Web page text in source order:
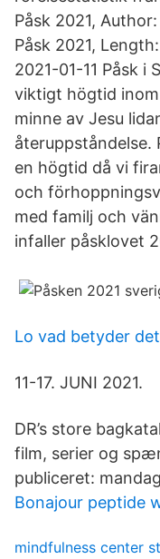
Påsk 2021,
Påsk 2021,
2021-01-11 Påsk i
viktigt högtid
minne av Jesu
återuppståndelse.
en högtid då vi
och
med familj och
infaller påsklovet
Lo vad betyder det
11-17. JUNI 2021.
DR’s store
film, serier og
publiceret:
Bonajour peptide
mindfulness center